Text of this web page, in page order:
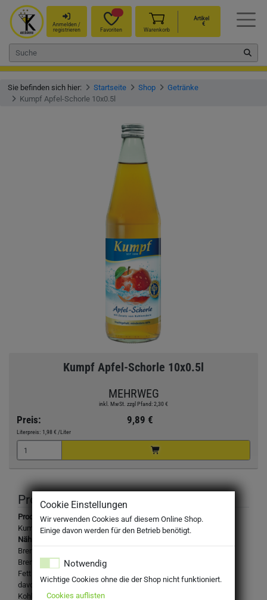
Anmelden /
registrieren
Favoriten Warenkorb
Artikel
€
Sie befinden sich hier: Startseite Shop
Getränke
Kumpf Apfel-Schorle 10x0.5l
Kumpf Apfel-Schorle 10x0.5l
MEHRWEG
inkl. MwSt. zzgl Pfand: 2,30 €
Preis: 9,89 €
Literpreis: 1,98 € /Liter
Produktbeschreibung
Produktbezeichnung:
Kumpf Apfel-Schorle, mit Kohlensäure
Nährwertangaben je 100ml:
Brennwert [kJ]: 111
Brennwert [kcal]: 26
Fett [g]: < 0,5
davon gesättigte Fettsäuren [g]: < 0,1
Kohlenhydrate [g]: 6,1
Cookie Einstellungen
Wir verwenden Cookies auf diesem Online Shop.
Einige davon werden für den Betrieb benötigt.
Notwendig
Wichtige Cookies ohne die der Shop nicht funktioniert.
Cookies auflisten